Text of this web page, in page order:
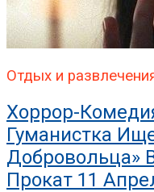
Отдых и
Хоррор-
Гуманистка
Добровольца»
Прокат 11